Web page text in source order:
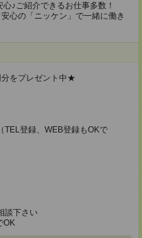
♪ご紹介できるお仕事多数！
心の「ニッケン」で一緒に働き
をプレゼント中★
登録、WEB登録もOKで
談下さい
OK